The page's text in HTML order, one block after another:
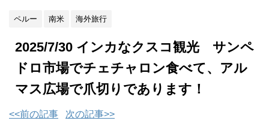
ペルー 南米 海外旅行
2025/7/30 インカなクスコ観光 サンペ
ドロ市場でチェチャロン食べて、アル
マス広場で爪切りであります！
<<前の記事 次の記事>>